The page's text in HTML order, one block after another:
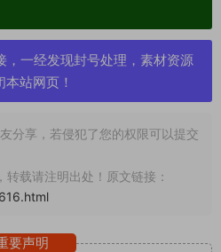
，一经发现封号处理，素材资源
站网页！
分享，若侵犯了您的权限可以提交
载请注明出处！原文链接：
要声明